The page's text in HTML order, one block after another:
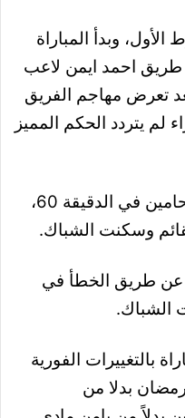
وبدأ المباراة
احمد ايمن لاعب
في الدقيقة 15، بعد تعرض مهاجم الفريق
لم يتردد الحكم المميز
وفي الشوط الثاني، تعادل المحامين في الدقيقة 60،
وسكنت الشباك.
عن طريق الخطأ في
بالتغييرات الفورية
بدلا من